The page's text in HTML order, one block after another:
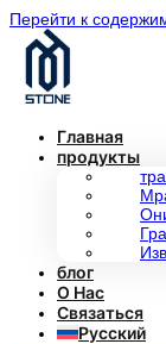
Перейти к
Главная
продукты
блог
О Нас
Связаться
Русский